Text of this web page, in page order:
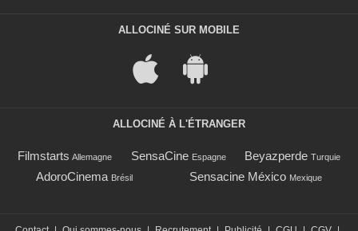
ALLOCINÉ SUR MOBILE
ALLOCINÉ À L'ÉTRANGER
Filmstarts Allemagne SensaCine Espagne Beyazperde Turquie
AdoroCinema Brésil Sensacine México Mexique